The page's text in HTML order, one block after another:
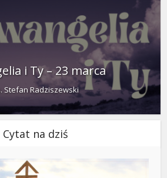
i Ty – 23 marca
Stefan Radziszewski
Cytat na dziś